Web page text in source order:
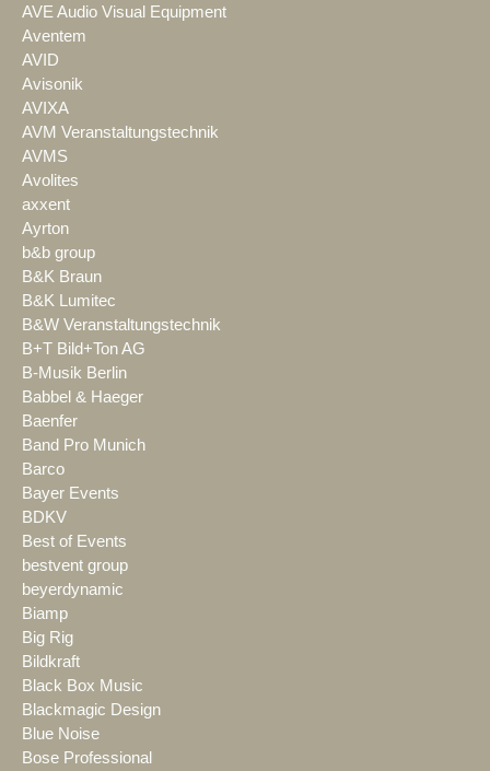
AVE Audio Visual Equipment
Aventem
AVID
Avisonik
AVIXA
AVM Veranstaltungstechnik
AVMS
Avolites
axxent
Ayrton
b&b group
B&K Braun
B&K Lumitec
B&W Veranstaltungstechnik
B+T Bild+Ton AG
B-Musik Berlin
Babbel & Haeger
Baenfer
Band Pro Munich
Barco
Bayer Events
BDKV
Best of Events
bestvent group
beyerdynamic
Biamp
Big Rig
Bildkraft
Black Box Music
Blackmagic Design
Blue Noise
Bose Professional